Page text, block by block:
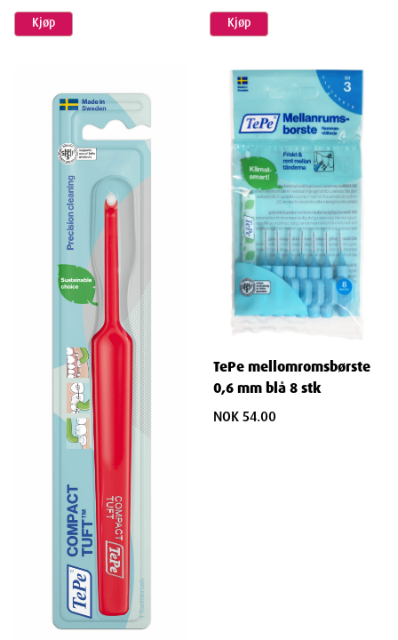
Kjøp Kjøp
TePe mellomromsbørste
0,6 mm blå 8 stk
NOK 54.00